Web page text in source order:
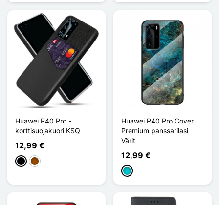
Huawei P40 Pro -
korttisuojakuori KSQ
12,99 €
MustaRuskea
Huawei P40 Pro Cover
Premium panssarilasi
Värit
12,99 €
Turquoise